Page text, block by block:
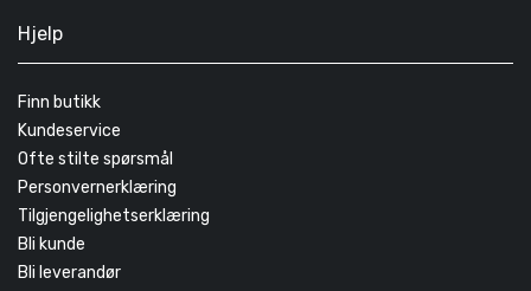
Hjelp
Finn butikk
Kundeservice
Ofte stilte spørsmål
Personvernerklæring
Tilgjengelighetserklæring
Bli kunde
Bli leverandør